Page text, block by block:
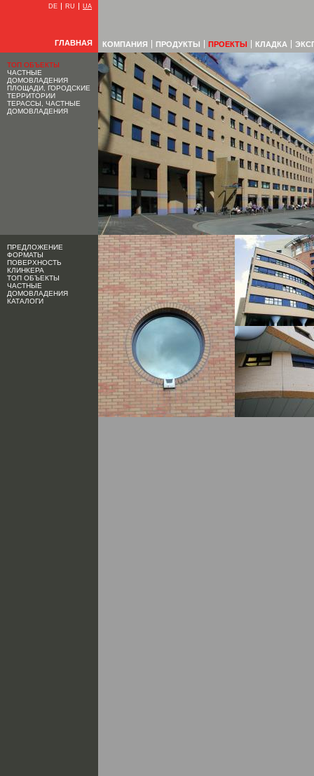
DE RU UA
ГЛАВНАЯ КОМПАНИЯ ПРОДУКТЫ ПРОЕКТЫ КЛАДКА
ТОП ОБЪЕКТЫ
ЧАСТНЫЕ
ДОМОВЛАДЕНИЯ
ПЛОЩАДИ, ГОРОДСКИЕ
ТЕРРИТОРИИ
ТЕРАССЫ, ЧАСТНЫЕ
ДОМОВЛАДЕНИЯ
ПРЕДЛОЖЕНИЕ
ФОРМАТЫ
ПОВЕРХНОСТЬ
КЛИНКЕРА
ТОП ОБЪЕКТЫ
ЧАСТНЫЕ
ДОМОВЛАДЕНИЯ
КАТАЛОГИ